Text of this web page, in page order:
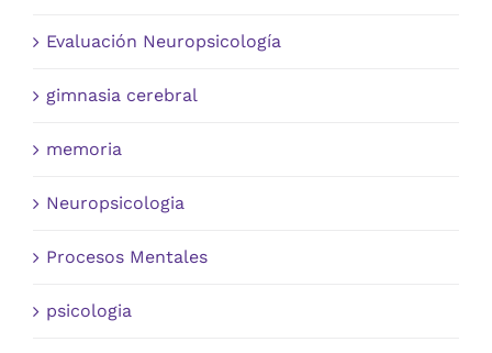
Evaluación Neuropsicología
gimnasia cerebral
memoria
Neuropsicologia
Procesos Mentales
psicologia